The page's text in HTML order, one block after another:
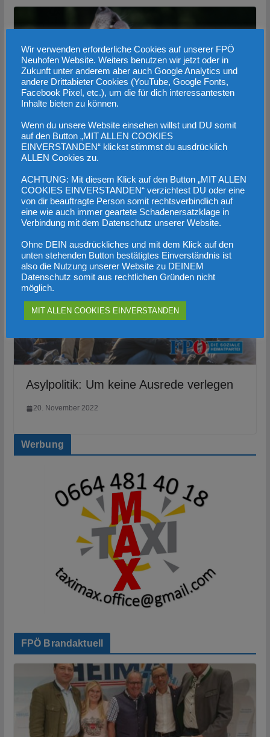
Massive Zunahme der Wolfs-Population
23. November 2022
Asylpolitik: Um keine Ausrede verlegen
20. November 2022
Werbung
FPÖ Brandaktuell
Wir verwenden erforderliche Cookies auf unserer FPÖ
Neuhofen Website. Weiters benutzen wir jetzt oder in
Zukunft unter anderem aber auch Google Analytics und
andere Drittabieter Cookies (YouTube, Google Fonts,
Facebook Pixel, etc.), um die für dich interessantesten
Inhalte bieten zu können.
Wenn du unsere Website einsehen willst und DU somit
auf den Button „MIT ALLEN COOKIES
EINVERSTANDEN“ klickst stimmst du ausdrücklich
ALLEN Cookies zu.
ACHTUNG: Mit diesem Klick auf den Button „MIT ALLEN
COOKIES EINVERSTANDEN“ verzichtest DU oder eine
von dir beauftragte Person somit rechtsverbindlich auf
eine wie auch immer geartete Schadenersatzklage in
Verbindung mit dem Datenschutz unserer Website.
Ohne DEIN ausdrückliches und mit dem Klick auf den
unten stehenden Button bestätigtes Einverständnis ist
also die Nutzung unserer Website zu DEINEM
Datenschutz somit aus rechtlichen Gründen nicht
möglich.
MIT ALLEN COOKIES EINVERSTANDEN